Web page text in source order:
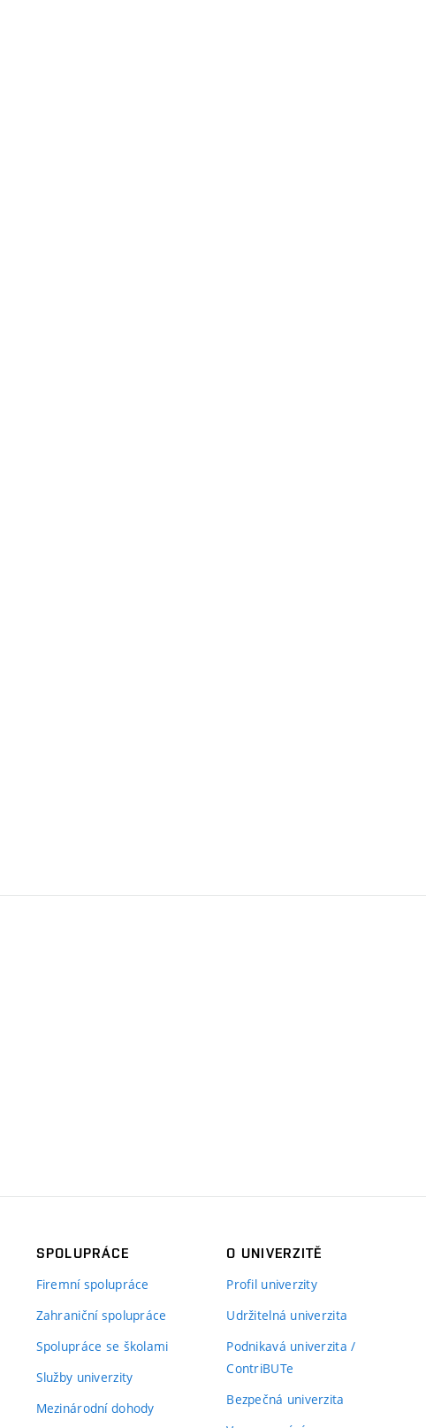
SPOLUPRÁCE
Firemní spolupráce
Zahraniční spolupráce
Spolupráce se školami
Služby univerzity
Mezinárodní dohody
O UNIVERZITĚ
Profil univerzity
Udržitelná univerzita
Podnikavá univerzita /
ContriBUTe
Bezpečná univerzita